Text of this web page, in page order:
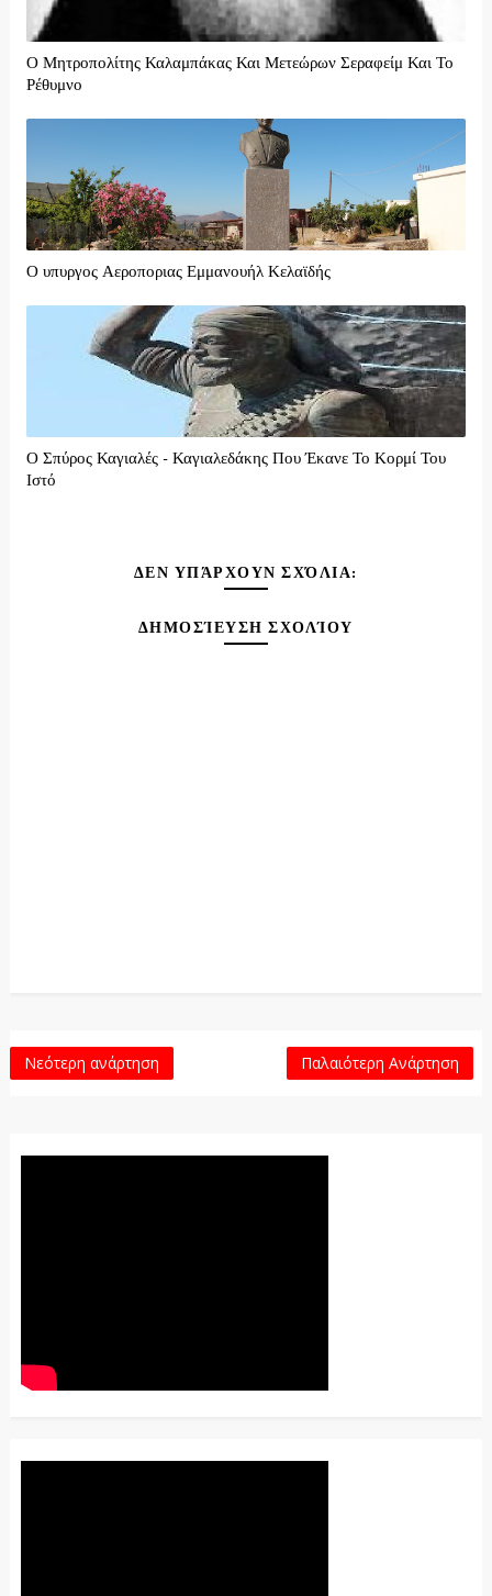
Ο Μητροπολίτης Καλαμπάκας Και Μετεώρων Σεραφείμ Και Το
Ρέθυμνο
Ο υπυργος Αεροποριας Εμμανουήλ Κελαϊδής
Ο Σπύρος Καγιαλές - Καγιαλεδάκης Που Έκανε Το Κορμί Του
Ιστό
ΔΕΝ ΥΠΆΡΧΟΥΝ ΣΧΌΛΙΑ:
ΔΗΜΟΣΊΕΥΣΗ ΣΧΟΛΊΟΥ
Νεότερη ανάρτηση Παλαιότερη Ανάρτηση